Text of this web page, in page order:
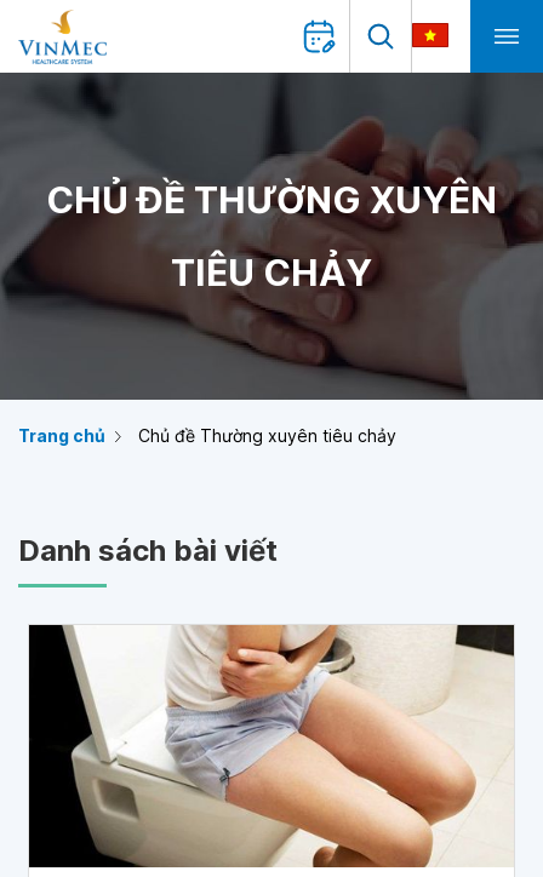
CHỦ ĐỀ THƯỜNG XUYÊN
TIÊU CHẢY
Trang chủ Chủ đề Thường xuyên tiêu chảy
Danh sách bài viết